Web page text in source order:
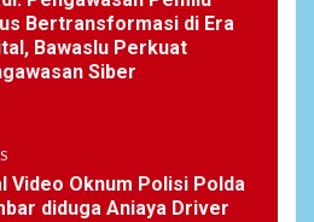
Bertransformasi di Era
Bawaslu Perkuat
Siber
Video Oknum Polisi Polda
diduga Aniaya Driver